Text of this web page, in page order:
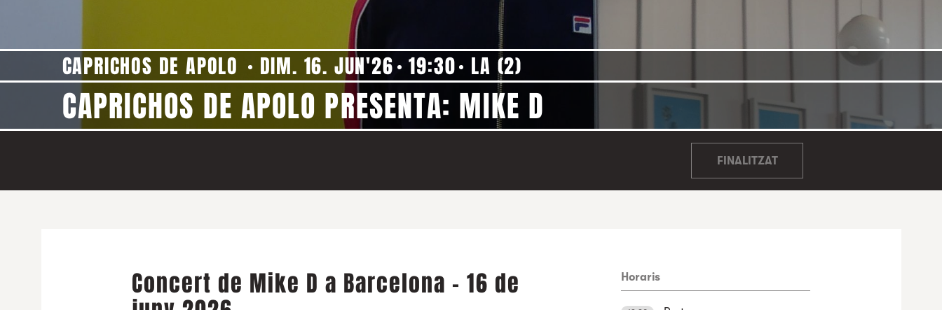
CAPRICHOS DE APOLO DIM. 16. JUN'26 19:30 LA (2)
CAPRICHOS DE APOLO PRESENTA: MIKE D
FINALITZAT
Concert de Mike D a Barcelona - 16 de
Horaris